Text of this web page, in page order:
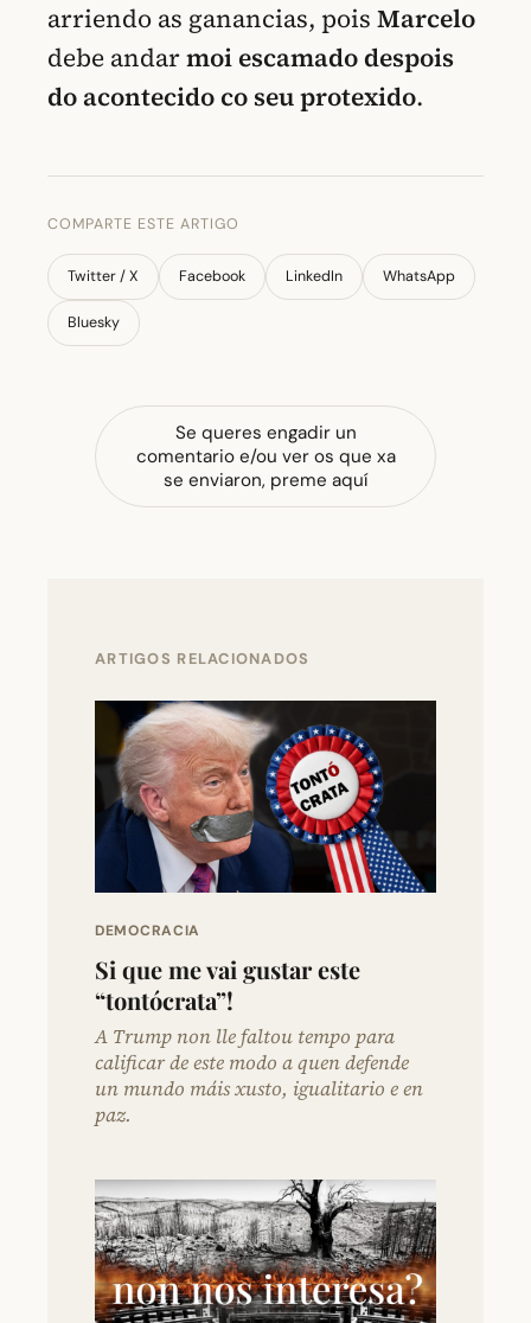
arriendo as ganancias, pois Marcelo
debe andarmoi escamado despois
do acontecido co seu protexido.
COMPARTE ESTE ARTIGO
Twitter / X Facebook LinkedIn WhatsApp
Bluesky
Se queres engadir un
comentario e/ou ver os que xa
se enviaron, preme aquí
ARTIGOS RELACIONADOS
DEMOCRACIA
Si que me vai gustar este
“tontócrata”!
A Trump non lle faltou tempo para
calificar de este modo a quen defende
un mundo máis xusto, igualitario e en
paz.